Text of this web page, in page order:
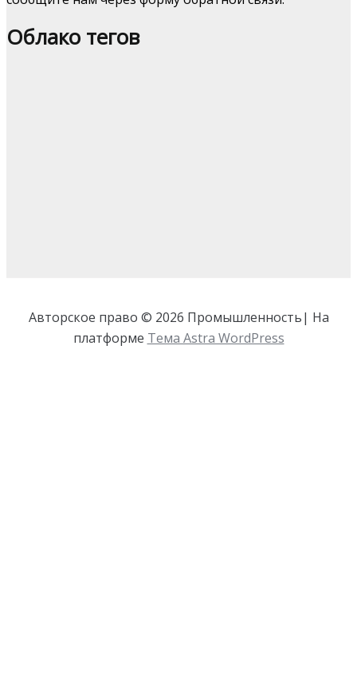
Облако тегов
Авторское право © 2026 Промышленность| На
платформе Тема Astra WordPress